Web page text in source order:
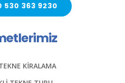
KİRALAMA
530 363 9230